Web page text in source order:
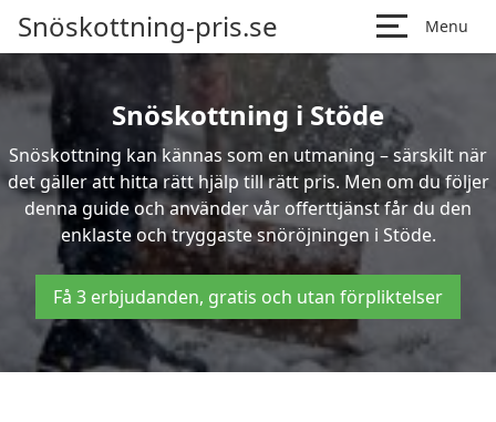
Snöskottning-pris.se Menu
Snöskottning i Stöde
Snöskottning kan kännas som en utmaning – särskilt när
det gäller att hitta rätt hjälp till rätt pris. Men om du följer
denna guide och använder vår offerttjänst får du den
enklaste och tryggaste snöröjningen i Stöde.
Få 3 erbjudanden, gratis och utan förpliktelser